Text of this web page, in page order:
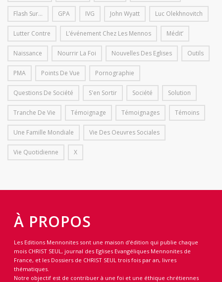
Flash Sur... GPA IVG John Wyatt Luc Olekhnovitch
Lutter Contre L’événement Chez Les Mennos Médit’
Naissance Nourrir La Foi Nouvelles Des Eglises Outils
PMA Points De Vue Pornographie
Questions De Société S'en Sortir Société Solution
Tranche De Vie Témoignage Témoignages Témoins
Une Famille Mondiale Vie Des Oeuvres Sociales
Vie Quotidienne X
À PROPOS
Les Editions Mennonites sont une maison d'édition qui publie chaque
mois CHRIST SEUL, journal des Eglises Evangéliques Mennonites de
France, et les Dossiers de CHRIST SEUL trois fois par an, livres
thématiques.
Notre objectif est de contribuer à une foi et une éthique chrétiennes